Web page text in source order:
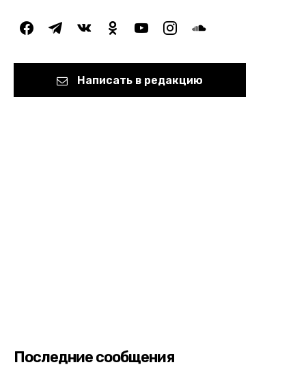
facebooktelegramvkontakteodnoklassniki
youtubeinstagramsoundcloud
Написать в редакцию
Последние сообщения